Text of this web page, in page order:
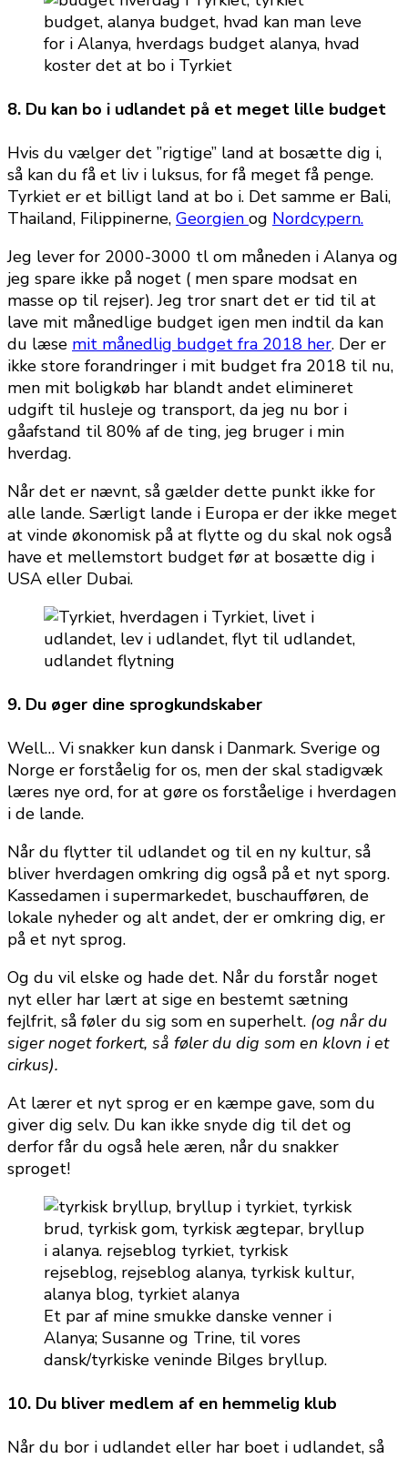
8. Du kan bo i udlandet på et meget lille budget
Hvis du vælger det ”rigtige” land at bosætte dig i,
så kan du få et liv i luksus, for få meget få penge.
Tyrkiet er et billigt land at bo i. Det samme er Bali,
Thailand, Filippinerne, Georgien og Nordcypern.
Jeg lever for 2000-3000 tl om måneden i Alanya og
jeg spare ikke på noget ( men spare modsat en
masse op til rejser). Jeg tror snart det er tid til at
lave mit månedlige budget igen men indtil da kan
du læse mit månedlig budget fra 2018 her. Der er
ikke store forandringer i mit budget fra 2018 til nu,
men mit boligkøb har blandt andet elimineret
udgift til husleje og transport, da jeg nu bor i
gåafstand til 80% af de ting, jeg bruger i min
hverdag.
Når det er nævnt, så gælder dette punkt ikke for
alle lande. Særligt lande i Europa er der ikke meget
at vinde økonomisk på at flytte og du skal nok også
have et mellemstort budget før at bosætte dig i
USA eller Dubai.
9. Du øger dine sprogkundskaber
Well… Vi snakker kun dansk i Danmark. Sverige og
Norge er forståelig for os, men der skal stadigvæk
læres nye ord, for at gøre os forståelige i hverdagen
i de lande.
Når du flytter til udlandet og til en ny kultur, så
bliver hverdagen omkring dig også på et nyt sporg.
Kassedamen i supermarkedet, buschaufføren, de
lokale nyheder og alt andet, der er omkring dig, er
på et nyt sprog.
Og du vil elske og hade det. Når du forstår noget
nyt eller har lært at sige en bestemt sætning
fejlfrit, så føler du sig som en superhelt. (og når du
siger noget forkert, så føler du dig som en klovn i et
cirkus).
At lærer et nyt sprog er en kæmpe gave, som du
giver dig selv. Du kan ikke snyde dig til det og
derfor får du også hele æren, når du snakker
sproget!
Et par af mine smukke danske venner i
Alanya; Susanne og Trine, til vores
dansk/tyrkiske veninde Bilges bryllup.
10. Du bliver medlem af en hemmelig klub
Når du bor i udlandet eller har boet i udlandet, så